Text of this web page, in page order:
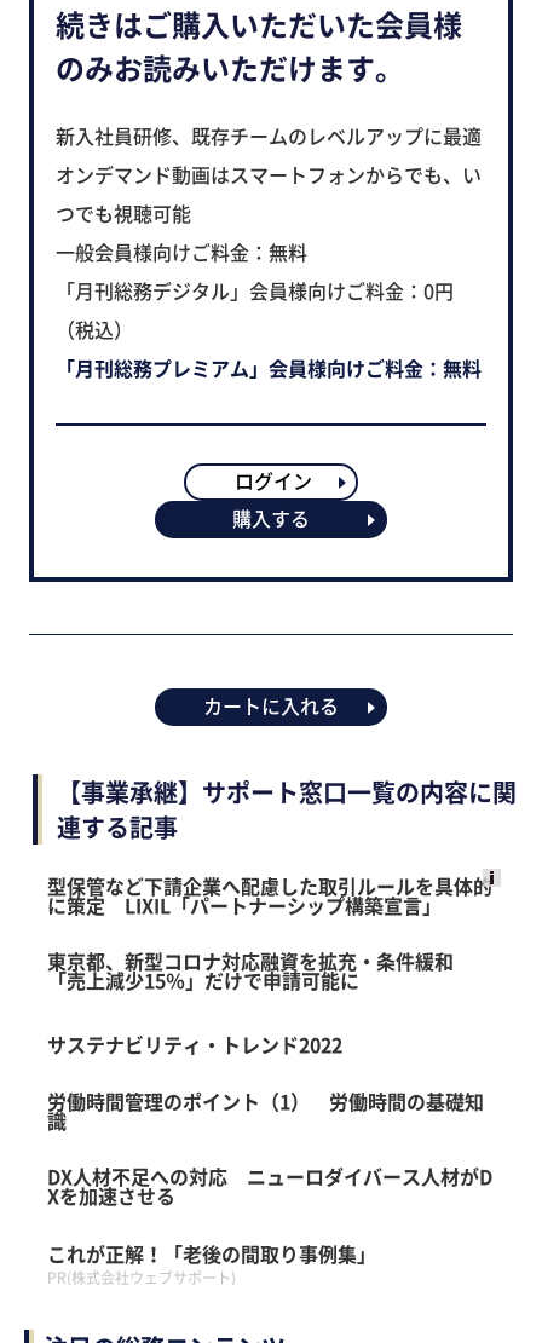
続きはご購入いただいた会員様
のみお読みいただけます。
新入社員研修、既存チームのレベルアップに最適
オンデマンド動画はスマートフォンからでも、い
つでも視聴可能
一般会員様向けご料金：無料
「月刊総務デジタル」会員様向けご料金：0円
（税込）
「月刊総務プレミアム」会員様向けご料金：無料
ログイン
購入する
カートに入れる
【事業承継】サポート窓口一覧の内容に関
連する記事
型保管など下請企業へ配慮した取引ルールを具体的
に策定 LIXIL「パートナーシップ構築宣言」
東京都、新型コロナ対応融資を拡充・条件緩和
「売上減少15％」だけで申請可能に
サステナビリティ・トレンド2022
労働時間管理のポイント（1） 労働時間の基礎知
識
DX人材不足への対応 ニューロダイバース人材がD
Xを加速させる
これが正解！「老後の間取り事例集」
PR(株式会社ウェブサポート)